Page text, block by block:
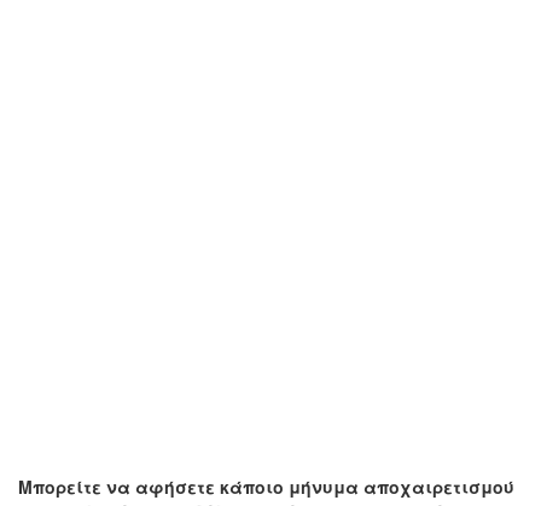
Μπορείτε να αφήσετε κάποιο μήνυμα αποχαιρετισμού